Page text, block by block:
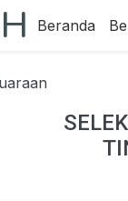
Beranda